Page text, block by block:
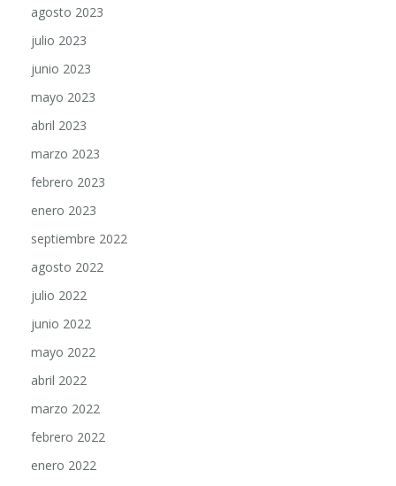
julio 2023
junio 2023
mayo 2023
abril 2023
marzo 2023
febrero 2023
enero 2023
septiembre 2022
agosto 2022
julio 2022
junio 2022
mayo 2022
abril 2022
marzo 2022
febrero 2022
enero 2022
diciembre 2021